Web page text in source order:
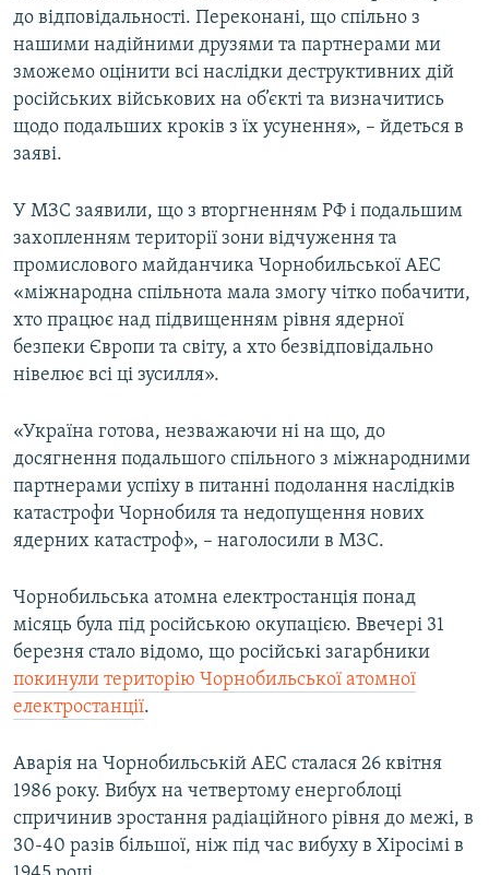
до відповідальності. Переконані, що спільно з
нашими надійними друзями та партнерами ми
зможемо оцінити всі наслідки деструктивних дій
російських військових на об’єкті та визначитись
щодо подальших кроків з їх усунення», – йдеться в
заяві.
У МЗС заявили, що з вторгненням РФ і подальшим
захопленням території зони відчуження та
промислового майданчика Чорнобильської АЕС
«міжнародна спільнота мала змогу чітко побачити,
хто працює над підвищенням рівня ядерної
безпеки Європи та світу, а хто безвідповідально
нівелює всі ці зусилля».
«Україна готова, незважаючи ні на що, до
досягнення подальшого спільного з міжнародними
партнерами успіху в питанні подолання наслідків
катастрофи Чорнобиля та недопущення нових
ядерних катастроф», – наголосили в МЗС.
Чорнобильська атомна електростанція понад
місяць була під російською окупацією. Ввечері 31
березня стало відомо, що російські загарбники
покинули територію Чорнобильської атомної
електростанції.
Аварія на Чорнобильській АЕС сталася 26 квітня
1986 року. Вибух на четвертому енергоблоці
спричинив зростання радіаційного рівня до межі, в
30-40 разів більшої, ніж під час вибуху в Хіросімі в